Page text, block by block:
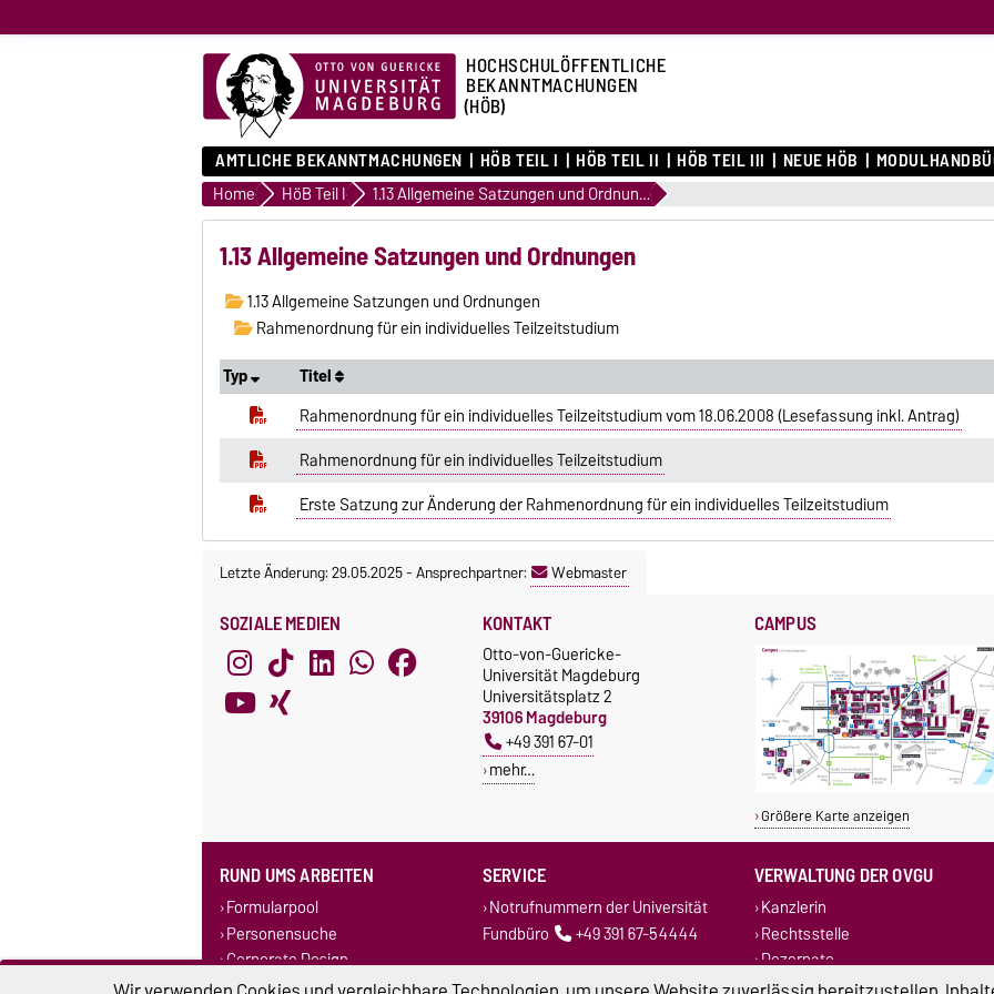
HOCHSCHULÖFFENTLICHE
BEKANNTMACHUNGEN
(HÖB)
AMTLICHE BEKANNTMACHUNGEN HÖB TEIL I HÖB TEIL II HÖB TEIL III NEUE HÖB
Home HöB Teil I 1.13 Allgemeine Satzungen und Ordnungen
1.13 Allgemeine Satzungen und Ordnungen
1.13 Allgemeine Satzungen und Ordnungen
Rahmenordnung für ein individuelles Teilzeitstudium
Typ
Titel
Rahmenordnung für ein individuelles Teilzeitstudium vom 18.06.2008 (Lesefassung inkl. Antrag)
Rahmenordnung für ein individuelles Teilzeitstudium
Erste Satzung zur Änderung der Rahmenordnung für ein individuelles Teilzeitstudium
Letzte Änderung: 29.05.2025-Ansprechpartner: Webmaster
SOZIALE MEDIEN KONTAKT
Otto-von-Guericke-
Universität Magdeburg
Universitätsplatz 2
39106 Magdeburg
+49 391 67-01
mehr…
CAMPUS
Größere Karte anzeigen
RUND UMS ARBEITEN
Formularpool
Personensuche
Corporate Design
Stellenausschreibungen
SERVICE
Notrufnummern der Universität
Fundbüro
+49 391 67-54444
VERWALTUNG DER OVGU
Kanzlerin
Rechtsstelle
Dezernate